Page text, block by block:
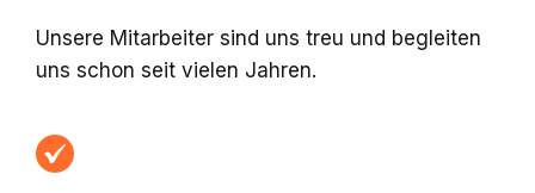
Unsere Mitarbeiter sind uns treu und begleiten
uns schon seit vielen Jahren.